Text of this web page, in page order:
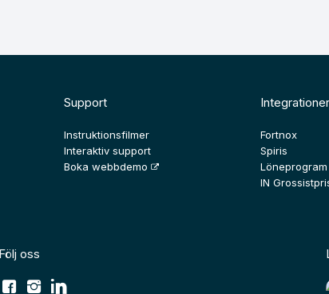
Support
Instruktionsfilmer
Interaktiv support
Boka webbdemo
Integrationer
Fortnox
Spiris
Löneprogram
IN
Följ oss